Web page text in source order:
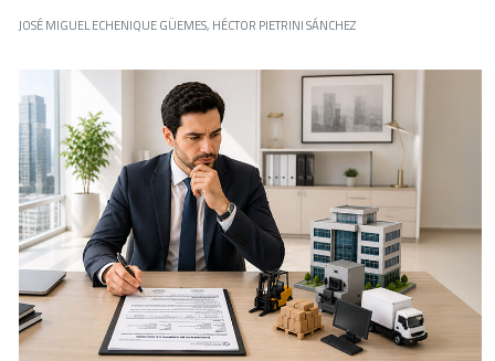
JOSÉ MIGUEL ECHENIQUE GÜEMES, HÉCTOR PIETRINI SÁNCHEZ